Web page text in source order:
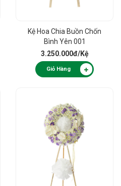
Kệ Hoa Chia Buồn Chốn
Bình Yên 001
3.250.000đ/Kệ
Giỏ Hàng